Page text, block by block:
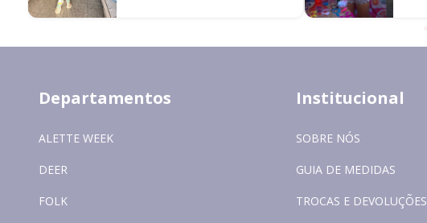
Departamentos
ALETTE WEEK
DEER
FOLK
Institucional
SOBRE NÓS
GUIA DE MEDIDAS
TROCAS E DEVOLUÇÕES